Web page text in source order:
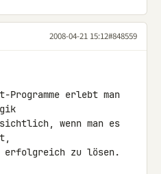
2008-04-21 15:12#848559
erlebt man
wenn man es
erfolgreich zu lösen.